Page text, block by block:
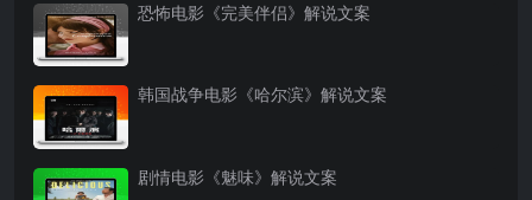
恐怖电影《完美伴侣》解说文案
韩国战争电影《哈尔滨》解说文案
剧情电影《魅味》解说文案